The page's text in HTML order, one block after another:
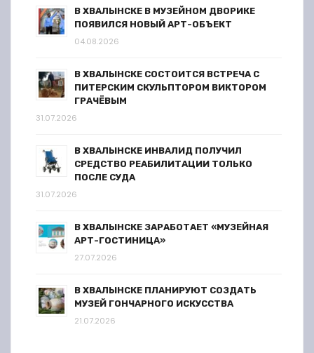
В ХВАЛЫНСКЕ В МУЗЕЙНОМ ДВОРИКЕ
ПОЯВИЛСЯ НОВЫЙ АРТ-ОБЪЕКТ
04.08.2026
В ХВАЛЫНСКЕ СОСТОИТСЯ ВСТРЕЧА С
ПИТЕРСКИМ СКУЛЬПТОРОМ ВИКТОРОМ
ГРАЧЁВЫМ
31.07.2026
В ХВАЛЫНСКЕ ИНВАЛИД ПОЛУЧИЛ
СРЕДСТВО РЕАБИЛИТАЦИИ ТОЛЬКО
ПОСЛЕ СУДА
31.07.2026
В ХВАЛЫНСКЕ ЗАРАБОТАЕТ «МУЗЕЙНАЯ
АРТ-ГОСТИНИЦА»
27.07.2026
В ХВАЛЫНСКЕ ПЛАНИРУЮТ СОЗДАТЬ
МУЗЕЙ ГОНЧАРНОГО ИСКУССТВА
21.07.2026